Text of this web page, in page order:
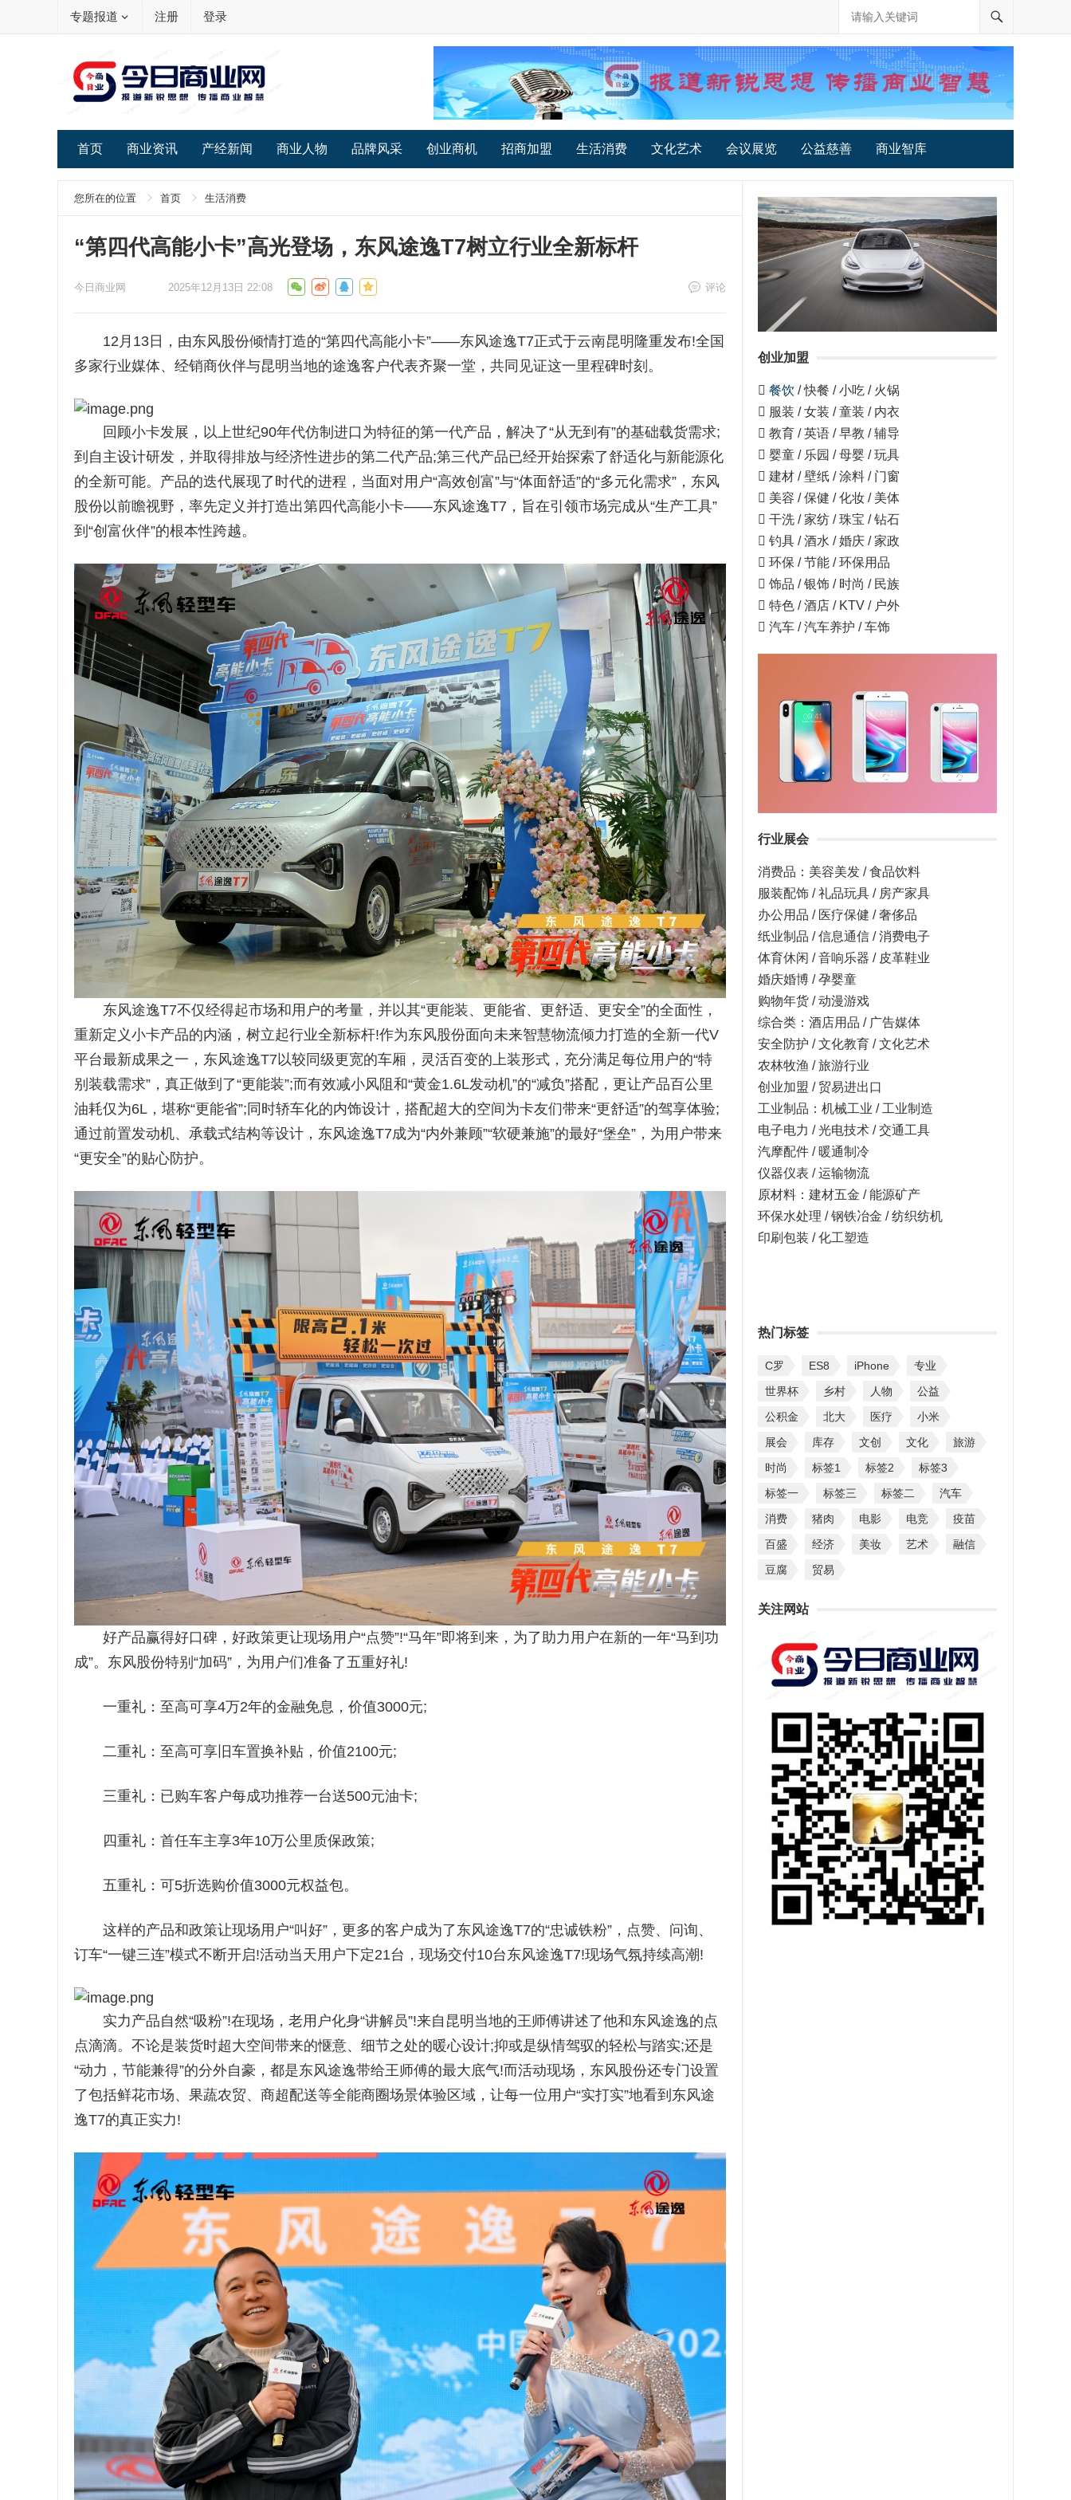
专题报道 注册 登录
首页 商业资讯 产经新闻 商业人物 品牌风采 创业商机 招商加盟 生活消费 文化艺术 会议展览 公益慈善 商业智库
您所在的位置 首页 生活消费
“第四代高能小卡”高光登场，东风途逸T7树立行业全新标杆
今日商业网 2025年12月13日 22:08 评论
12月13日，由东风股份倾情打造的“第四代高能小卡”——东风途逸T7正式于云南昆明隆重发布!全国
多家行业媒体、经销商伙伴与昆明当地的途逸客户代表齐聚一堂，共同见证这一里程碑时刻。
回顾小卡发展，以上世纪90年代仿制进口为特征的第一代产品，解决了“从无到有”的基础载货需求;
到自主设计研发，并取得排放与经济性进步的第二代产品;第三代产品已经开始探索了舒适化与新能源化
的全新可能。产品的迭代展现了时代的进程，当面对用户“高效创富”与“体面舒适”的“多元化需求”，东风
股份以前瞻视野，率先定义并打造出第四代高能小卡——东风途逸T7，旨在引领市场完成从“生产工具”
到“创富伙伴”的根本性跨越。
东风途逸T7不仅经得起市场和用户的考量，并以其“更能装、更能省、更舒适、更安全”的全面性，
重新定义小卡产品的内涵，树立起行业全新标杆!作为东风股份面向未来智慧物流倾力打造的全新一代V
平台最新成果之一，东风途逸T7以较同级更宽的车厢，灵活百变的上装形式，充分满足每位用户的“特
别装载需求”，真正做到了“更能装”;而有效减小风阻和“黄金1.6L发动机”的“减负”搭配，更让产品百公里
油耗仅为6L，堪称“更能省”;同时轿车化的内饰设计，搭配超大的空间为卡友们带来“更舒适”的驾享体验;
通过前置发动机、承载式结构等设计，东风途逸T7成为“内外兼顾”“软硬兼施”的最好“堡垒”，为用户带来
“更安全”的贴心防护。
好产品赢得好口碑，好政策更让现场用户“点赞”!“马年”即将到来，为了助力用户在新的一年“马到功
成”。东风股份特别“加码”，为用户们准备了五重好礼!
一重礼：至高可享4万2年的金融免息，价值3000元;
二重礼：至高可享旧车置换补贴，价值2100元;
三重礼：已购车客户每成功推荐一台送500元油卡;
四重礼：首任车主享3年10万公里质保政策;
五重礼：可5折选购价值3000元权益包。
这样的产品和政策让现场用户“叫好”，更多的客户成为了东风途逸T7的“忠诚铁粉”，点赞、问询、
订车“一键三连”模式不断开启!活动当天用户下定21台，现场交付10台东风途逸T7!现场气氛持续高潮!
实力产品自然“吸粉”!在现场，老用户化身“讲解员”!来自昆明当地的王师傅讲述了他和东风途逸的点
点滴滴。不论是装货时超大空间带来的惬意、细节之处的暖心设计;抑或是纵情驾驭的轻松与踏实;还是
“动力，节能兼得”的分外自豪，都是东风途逸带给王师傅的最大底气!而活动现场，东风股份还专门设置
了包括鲜花市场、果蔬农贸、商超配送等全能商圈场景体验区域，让每一位用户“实打实”地看到东风途
逸T7的真正实力!
创业加盟
 餐饮 / 快餐 / 小吃 / 火锅
 服装 / 女装 / 童装 / 内衣
 教育 / 英语 / 早教 / 辅导
 婴童 / 乐园 / 母婴 / 玩具
 建材 / 壁纸 / 涂料 / 门窗
 美容 / 保健 / 化妆 / 美体
 干洗 / 家纺 / 珠宝 / 钻石
 钓具 / 酒水 / 婚庆 / 家政
 环保 / 节能 / 环保用品
 饰品 / 银饰 / 时尚 / 民族
 特色 / 酒店 / KTV / 户外
 汽车 / 汽车养护 / 车饰
行业展会
消费品：美容美发 / 食品饮料
服装配饰 / 礼品玩具 / 房产家具
办公用品 / 医疗保健 / 奢侈品
纸业制品 / 信息通信 / 消费电子
体育休闲 / 音响乐器 / 皮革鞋业
婚庆婚博 / 孕婴童
购物年货 / 动漫游戏
综合类：酒店用品 / 广告媒体
安全防护 / 文化教育 / 文化艺术
农林牧渔 / 旅游行业
创业加盟 / 贸易进出口
工业制品：机械工业 / 工业制造
电子电力 / 光电技术 / 交通工具
汽摩配件 / 暖通制冷
仪器仪表 / 运输物流
原材料：建材五金 / 能源矿产
环保水处理 / 钢铁冶金 / 纺织纺机
印刷包装 / 化工塑造
热门标签
C罗 ES8 iPhone
专业
世界杯
乡村 人物
公益
公积金
北大 医疗
小米
展会
库存 文创 文化
旅游
时尚
标签1 标签2
标签3
标签一
标签三 标签二
汽车
消费
猪肉 电影 电竞
疫苗
百盛
经济 美妆 艺术
融信
豆腐
贸易
关注网站